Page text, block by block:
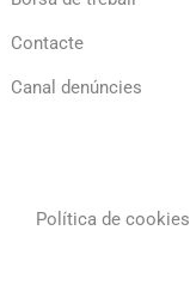
Contacte
Canal denúncies
Política de cookies